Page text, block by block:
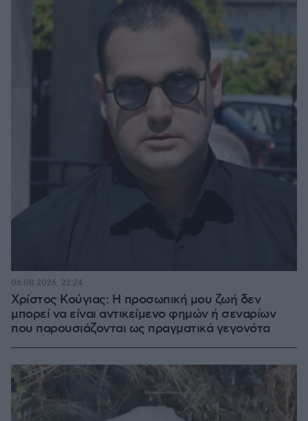
Χρίστος Κούγιας: Η προσωπική μου ζωή δεν
μπορεί να είναι αντικείμενο φημών ή σεναρίων
που παρουσιάζονται ως πραγματικά γεγονότα
06.08.2026, 22:24